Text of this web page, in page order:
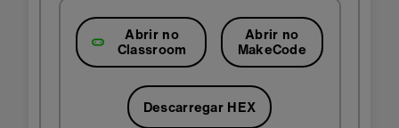
Abrir no
Classroom
Abrir no
MakeCode
Descarregar HEX